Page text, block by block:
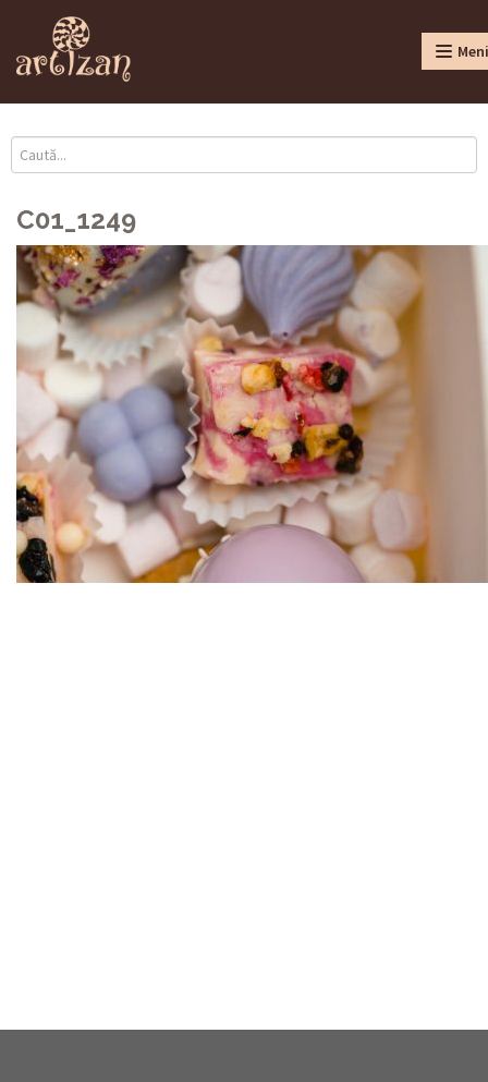
C01_1249